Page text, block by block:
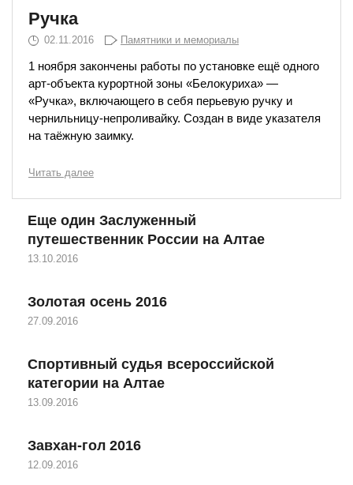
Ручка
02.11.2016 Памятники и мемориалы
1 ноября закончены работы по установке ещё одного
арт-объекта курортной зоны «Белокуриха» —
«Ручка», включающего в себя перьевую ручку и
чернильницу-непроливайку. Создан в виде указателя
на таёжную заимку.
Читать далее
Еще один Заслуженный
путешественник России на Алтае
13.10.2016
Золотая осень 2016
27.09.2016
Спортивный судья всероссийской
категории на Алтае
13.09.2016
Завхан-гол 2016
12.09.2016